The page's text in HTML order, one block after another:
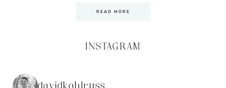
READ MORE
INSTAGRAM
davidkohlruss